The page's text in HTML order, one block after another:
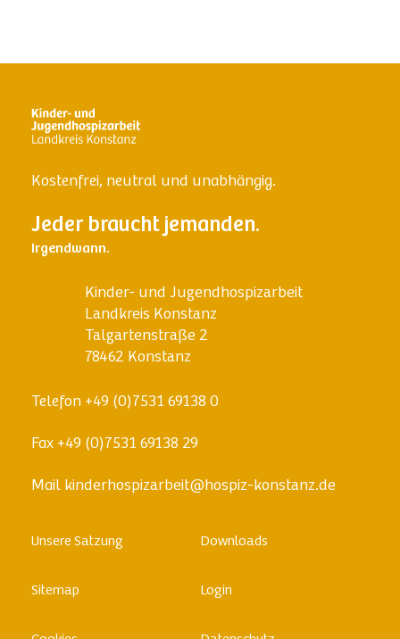
Kostenfrei, neutral und unabhängig.
Jeder braucht jemanden.
Irgendwann.
Kinder- und Jugendhospizarbeit
Landkreis Konstanz
Talgartenstraße 2
78462 Konstanz
Telefon +49 (0)7531 69138 0
Fax +49 (0)7531 69138 29
Mail kinderhospizarbeit@hospiz-konstanz.de
to
Unsere Satzung Downloads
Sitemap Login